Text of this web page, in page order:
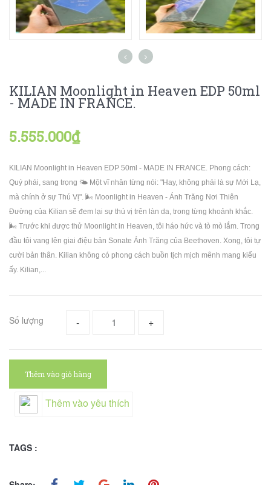
KILIAN Moonlight in Heaven EDP 50ml
- MADE IN FRANCE.
5.555.000₫
KILIAN Moonlight in Heaven EDP 50ml - MADE IN FRANCE. Phong cách:
Quý phái, sang trọng 🌤 Một vĩ nhân từng nói: "Hay, không phải là sự Mới Lạ,
mà chính ở sự Thú Vị". 🌬 Moonlight in Heaven - Ánh Trăng Nơi Thiên
Đường của Kilian sẽ đem lại sự thú vị trên làn da, trong từng khoảnh khắc.
🌬 Trước khi được thử Moonlight in Heaven, tôi háo hức và tò mò lắm. Trong
đầu tôi vang lên giai điệu bản Sonate Ánh Trăng của Beethoven. Xong, tôi tự
cười bản thân. Kilian không có phong cách buồn tịch mịch mênh mang kiểu
ấy. Kilian,...
Số lượng - +
Thêm vào giỏ hàng
Thêm vào yêu thích
TAGS :